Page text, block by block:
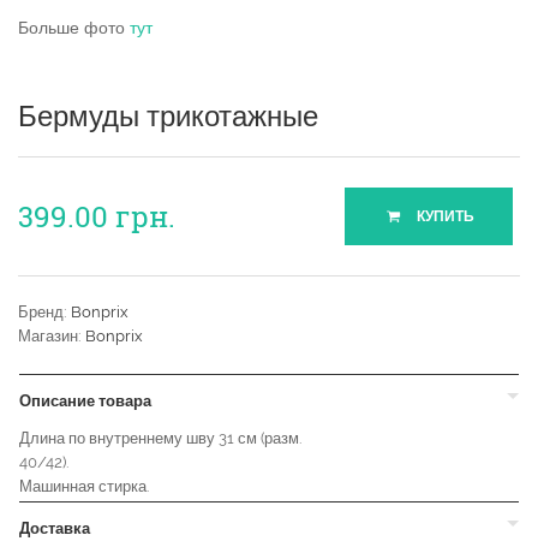
Больше фото тут
Бермуды трикотажные
399.00 грн. КУПИТЬ
Бренд: Bonprix
Магазин: Bonprix
Описание товара
Длина по внутреннему шву 31 см (разм.
40/42).
Машинная стирка.
Доставка